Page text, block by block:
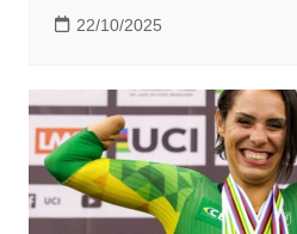
22/10/2025